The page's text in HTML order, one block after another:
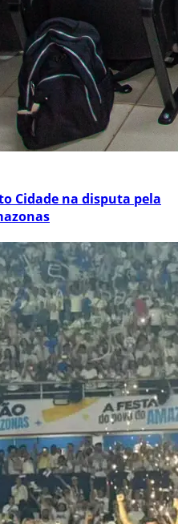
Cidade na disputa pela